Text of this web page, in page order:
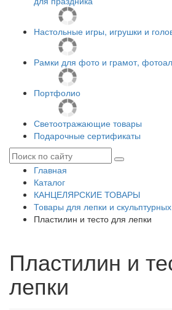
Настольные игры, игрушки и
Рамки для фото и грамот,
Портфолио
Светоотражающие товары
Подарочные сертификаты
Главная
Каталог
КАНЦЕЛЯРСКИЕ ТОВАРЫ
Товары для лепки и
Пластилин и тесто для лепки
Пластилин и
лепки